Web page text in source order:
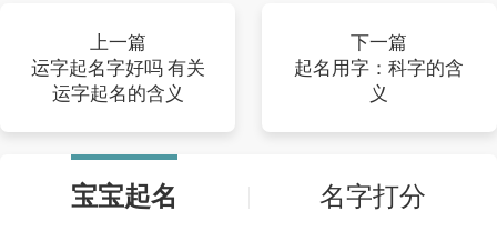
上一篇
运字起名字好吗 有关
运字起名的含义
下一篇
起名用字：科字的含
义
宝宝起名 名字打分